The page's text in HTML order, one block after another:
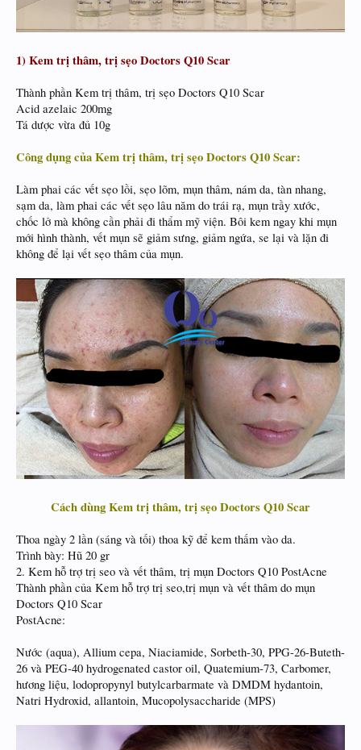
1) Kem trị thâm, trị sẹo Doctors Q10 Scar
Thành phần Kem trị thâm, trị sẹo Doctors Q10 Scar
Acid azelaic 200mg
Tá dược vừa đủ 10g
Công dụng của Kem trị thâm, trị sẹo Doctors Q10 Scar:
Làm phai các vết sẹo lồi, sẹo lõm, mụn thâm, nám da, tàn nhang,
sạm da, làm phai các vết sẹo lâu năm do trái rạ, mụn trầy xước,
chốc lở mà không cần phải đi thẩm mỹ viện. Bôi kem ngay khi mụn
mới hình thành, vết mụn sẽ giảm sưng, giảm ngứa, se lại và lặn đi
không để lại vết sẹo thâm của mụn.
Cách dùng Kem trị thâm, trị sẹo Doctors Q10 Scar
Thoa ngày 2 lần (sáng và tối) thoa kỹ để kem thấm vào da.
Trình bày: Hũ 20 gr
2. Kem hỗ trợ trị seo và vết thâm, trị mụn Doctors Q10 PostAcne
Thành phần của Kem hỗ trợ trị seo,trị mụn và vết thâm do mụn
Doctors Q10 Scar
PostAcne:
Nước (aqua), Allium cepa, Niaciamide, Sorbeth-30, PPG-26-Buteth-
26 và PEG-40 hydrogenated castor oil, Quatemium-73, Carbomer,
hương liệu, lodopropynyl butylcarbarmate và DMDM hydantoin,
Natri Hydroxid, allantoin, Mucopolysaccharide (MPS)